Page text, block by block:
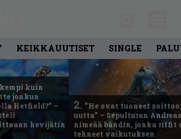
KEIKKAUUTISET SINGLE
kuin
jonkun
Hetfield?” –
hevijätin
2. ”He ovat tuoneet
uutta” – Sepulturan
nimeää bändin, jonka riffit
tehneet vaikutuksen